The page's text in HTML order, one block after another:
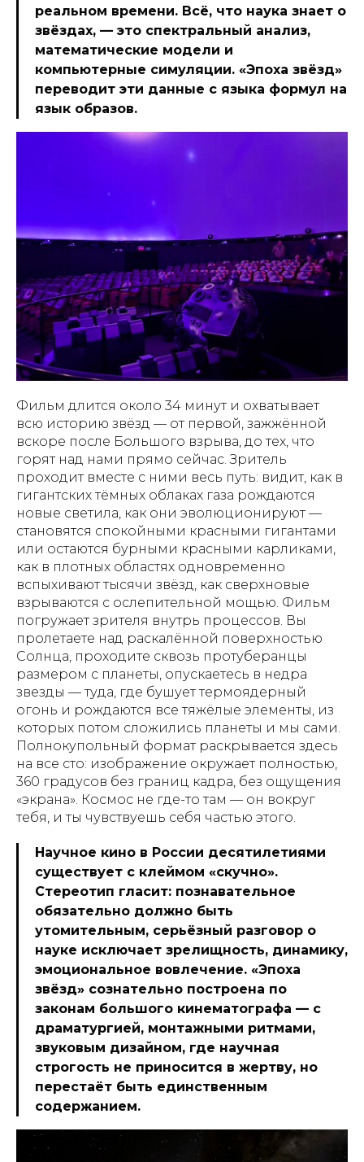
реальном времени. Всё, что наука знает о
звёздах, — это спектральный анализ,
математические модели и
компьютерные симуляции. «Эпоха звёзд»
переводит эти данные с языка формул на
язык образов.
Фильм длится около 34 минут и охватывает
всю историю звёзд — от первой, зажжённой
вскоре после Большого взрыва, до тех, что
горят над нами прямо сейчас. Зритель
проходит вместе с ними весь путь: видит, как в
гигантских тёмных облаках газа рождаются
новые светила, как они эволюционируют —
становятся спокойными красными гигантами
или остаются бурными красными карликами,
как в плотных областях одновременно
вспыхивают тысячи звёзд, как сверхновые
взрываются с ослепительной мощью. Фильм
погружает зрителя внутрь процессов. Вы
пролетаете над раскалённой поверхностью
Солнца, проходите сквозь протуберанцы
размером с планеты, опускаетесь в недра
звезды — туда, где бушует термоядерный
огонь и рождаются все тяжёлые элементы, из
которых потом сложились планеты и мы сами.
Полнокупольный формат раскрывается здесь
на все сто: изображение окружает полностью,
360 градусов без границ кадра, без ощущения
«экрана». Космос не где-то там — он вокруг
тебя, и ты чувствуешь себя частью этого.
Научное кино в России десятилетиями
существует с клеймом «скучно».
Стереотип гласит: познавательное
обязательно должно быть
утомительным, серьёзный разговор о
науке исключает зрелищность, динамику,
эмоциональное вовлечение. «Эпоха
звёзд» сознательно построена по
законам большого кинематографа — с
драматургией, монтажными ритмами,
звуковым дизайном, где научная
строгость не приносится в жертву, но
перестаёт быть единственным
содержанием.